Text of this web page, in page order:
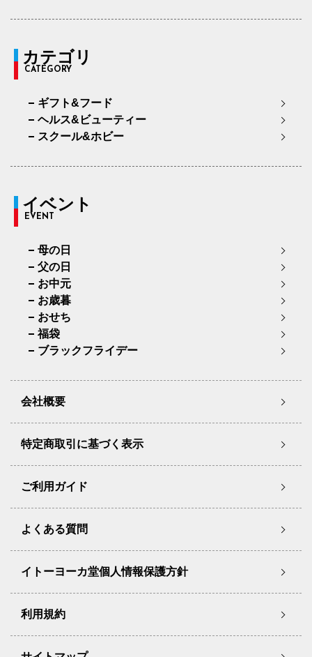
カテゴリ
CATEGORY
ギフト&フード
ヘルス&ビューティー
スクール&ホビー
イベント
EVENT
母の日
父の日
お中元
お歳暮
おせち
福袋
ブラックフライデー
会社概要
特定商取引に基づく表示
ご利用ガイド
よくある質問
イトーヨーカ堂個人情報保護方針
利用規約